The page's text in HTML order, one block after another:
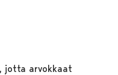
jotta arvokkaat